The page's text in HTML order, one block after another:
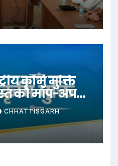
का शुभारंभ
कृमि मुक्ति
को मॉप-अप
CHHATTISGARH